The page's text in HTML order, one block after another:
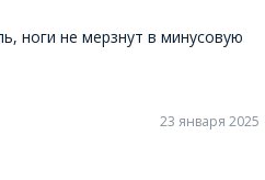
ноги не мерзнут в минусовую
23 января 2025